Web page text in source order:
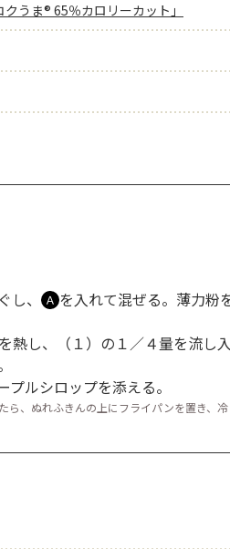
クうま® 65％カロリーカット」
し、 Ａ を入れて混ぜる。薄力粉
熱し、（１）の１／４量を流し
ルシロップを添える。
ら、ぬれふきんの上にフライパンを置き、冷